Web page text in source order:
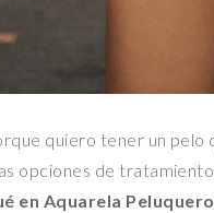
quiero tener un pelo
opciones de
en Aquarela